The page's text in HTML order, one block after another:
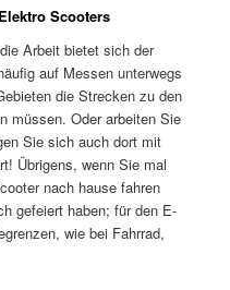
Scooters
Arbeit bietet sich der
auf Messen unterwegs
die Strecken zu den
müssen. Oder arbeiten Sie
Sie sich auch dort mit
Übrigens, wenn Sie mal
nach hause fahren
gefeiert haben; für den E-
wie bei Fahrrad,